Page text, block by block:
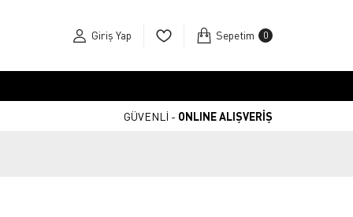
Giriş Yap Sepetim 0
GÜVENLİ - ONLINE ALIŞVERİŞ